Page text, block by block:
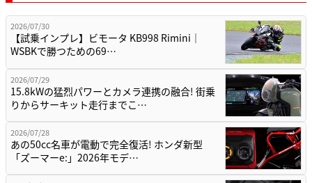
2026/07/30
【試乗インプレ】ビモータ KB998 Rimini｜
WSBKで勝つための69…
2026/07/29
15.8kWの猛烈パワーとカメラ連携の融合! 街乗
りからサーキット走行までこ…
2026/07/28
あの50cc名車が電動で完全復活! ホンダ新型
「ズーマーe:」2026年モデ…